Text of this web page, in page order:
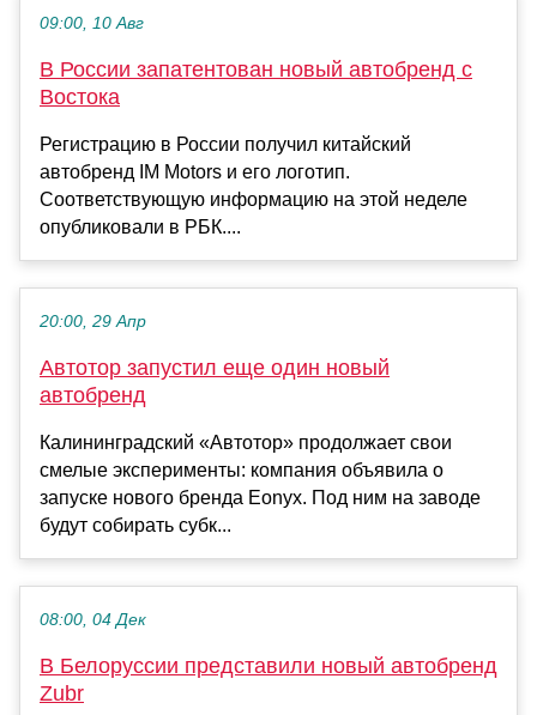
09:00, 10 Авг
В России запатентован новый автобренд с
Востока
Регистрацию в России получил китайский
автобренд IM Motors и его логотип.
Соответствующую информацию на этой неделе
опубликовали в РБК....
20:00, 29 Апр
Автотор запустил еще один новый
автобренд
Калининградский «Автотор» продолжает свои
смелые эксперименты: компания объявила о
запуске нового бренда Eonyx. Под ним на заводе
будут собирать субк...
08:00, 04 Дек
В Белоруссии представили новый автобренд
Zubr